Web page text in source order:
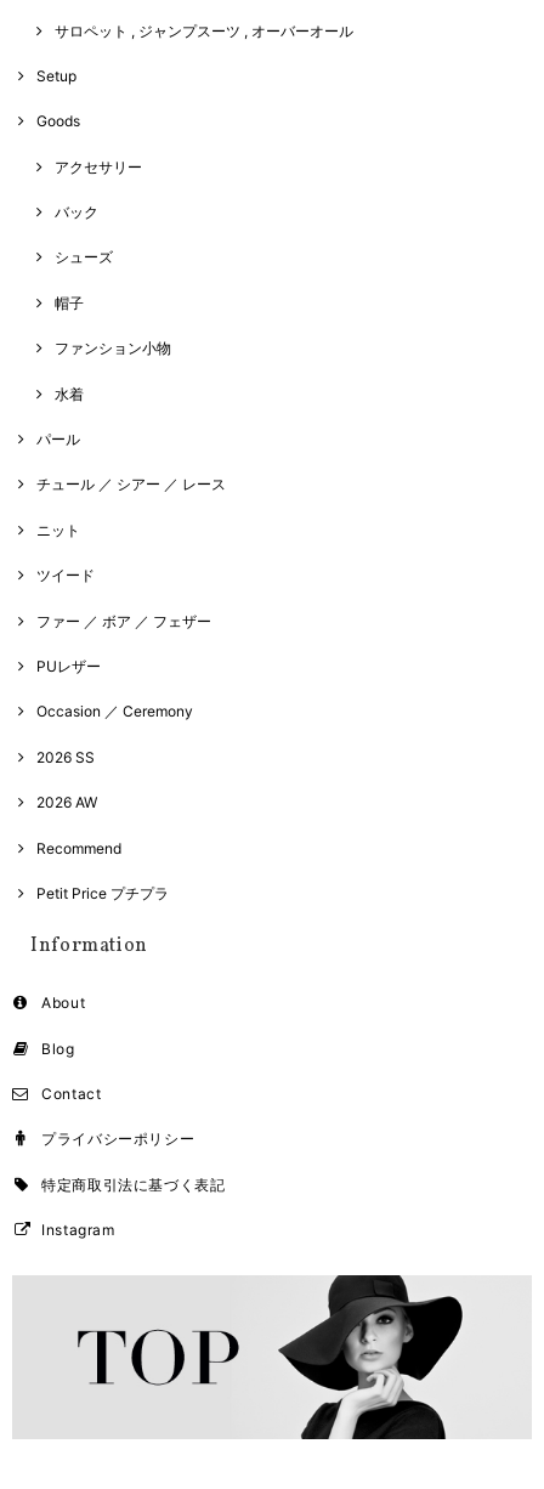
サロペット , ジャンプスーツ , オーバーオール
Setup
Goods
アクセサリー
バック
シューズ
帽子
ファンション小物
水着
パール
チュール ／ シアー ／ レース
ニット
ツイード
ファー ／ ボア ／ フェザー
PUレザー
Occasion ／ Ceremony
2026 SS
2026 AW
Recommend
Petit Price プチプラ
Information
About
Blog
Contact
プライバシーポリシー
特定商取引法に基づく表記
Instagram